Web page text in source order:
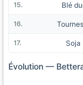
Blé
Soja
Évolution —